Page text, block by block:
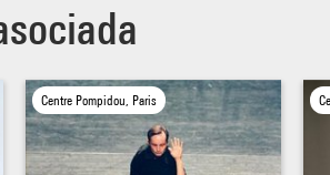
Centre Pompidou, Paris